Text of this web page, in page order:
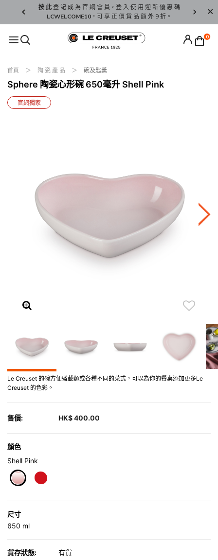
按 此登 記 成 為 官 網 會 員，登 入 使 用 迎 新 優 惠 碼
LCWELCOME10，可 享 正 價 貨 品 額 外 9 折。
香 港 / 澳
0
首頁 陶 瓷 產 品 碗及匙羹
Sphere 陶瓷心形碗 650毫升 Shell Pink
官網獨家
Le Creuset 的碗方便盛載麵或各種不同的菜式，可以為你的餐桌添加更多Le
Creuset 的色彩。
售價: HK$ 400.00
顏色
Shell Pink
尺寸
650 ml
貨存狀態: 有貨